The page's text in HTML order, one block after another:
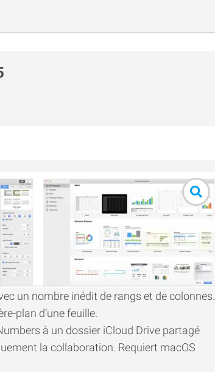
un nombre inédit de rangs et de colonnes.
plan d’une feuille.
à un dossier iCloud Drive partagé
la collaboration. Requiert macOS